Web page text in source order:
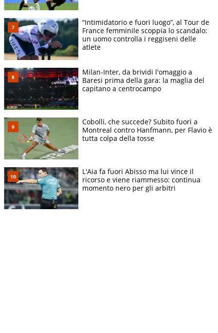
“Intimidatorio e fuori luogo”, al Tour de
France femminile scoppia lo scandalo:
un uomo controlla i reggiseni delle
atlete
Milan-Inter, da brividi l'omaggio a
Baresi prima della gara: la maglia del
capitano a centrocampo
Cobolli, che succede? Subito fuori a
Montreal contro Hanfmann, per Flavio è
tutta colpa della tosse
L'Aia fa fuori Abisso ma lui vince il
ricorso e viene riammesso: continua
momento nero per gli arbitri